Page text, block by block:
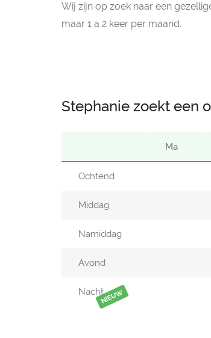
Wij zijn op zoek naar een
maar 1 a 2 keer per maand.
Stephanie zoekt een
Ma
Ochtend
Middag
Namiddag
Avond
NachtNIEUW